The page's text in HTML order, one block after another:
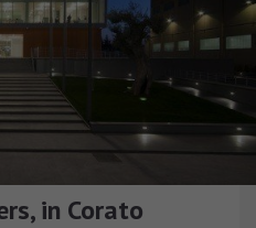
in Corato